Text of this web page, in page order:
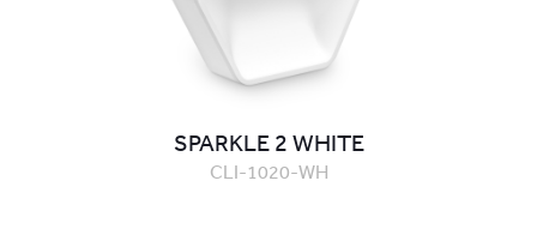
SPARKLE 2 WHITE
CLI-1020-WH